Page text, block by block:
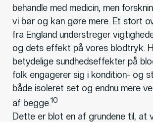
behandle med medicin, men
vi bør og kan gøre mere. Et stort
fra England understreger
og dets effekt på vores blodtryk.
betydelige sundhedseffekter på
folk engagerer sig i kondition- og
både isoleret set og endnu mere
af begge.10
Dette er blot en af grundene til, at